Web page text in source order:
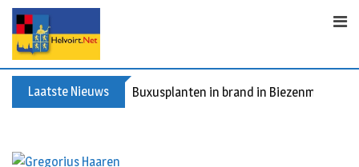
p
Laatste Nieuws Buxusplanten in brand in Biezenmortel,